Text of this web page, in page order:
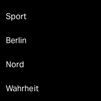
Sport
Berlin
Nord
Wahrheit